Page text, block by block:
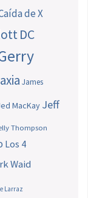
de X
DC
James
MacKay Jeff
Thompson
Los 4
Waid
Larraz